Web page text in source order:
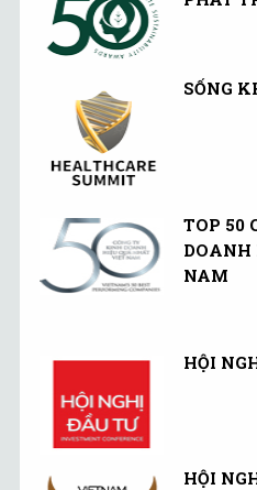
SỐNG
TOP 50
DOANH
NAM
HỘI
HỘI